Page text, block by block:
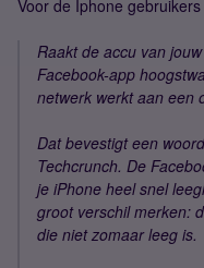
Voor de Iphone
Raakt de accu van
Facebook-app
netwerk werkt aan een
Dat bevestigt een
Techcrunch. De
je iPhone heel snel
groot verschil merken:
die niet zomaar leeg is.